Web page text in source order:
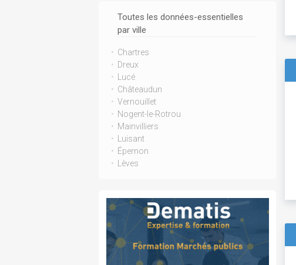
Toutes les données-essentielles
par ville
Chartres
Dreux
Lucé
Châteaudun
Vernouillet
Nogent-le-Rotrou
Mainvilliers
Luisant
Épernon
Lèves